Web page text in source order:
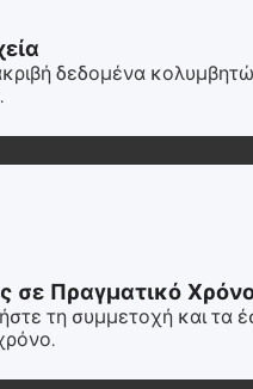
δεδομένα
σε Πραγματικό
τη συμμετοχή και τα